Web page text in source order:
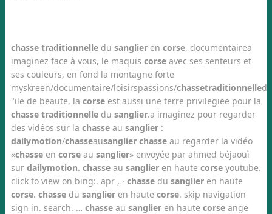
chasse traditionnelledu sanglieren corse, documentairea
imaginez face à vous, le maquis corseavec ses senteurs et
ses couleurs, en fond la montagne forte
myskreen/documentaire/loisirspassions/chassetraditionnelledu
"ile de beaute, la corseest aussi une terre privilegiee pour la
chasse traditionnelledu sanglier.a imaginez pour regarder
des vidéos sur la chasseau sanglier:
dailymotion/chasseausanglier chasseau regarder la vidéo
«chasseen corseau sanglier» envoyée par ahmed béjaouì
sur dailymotion. chasseau sanglieren haute corseyoutube.
click to view on bing:. apr , · chassedu sanglieren haute
corse. chassedu sanglieren haute corse. skip navigation
sign in. search. … chasseau sanglieren haute corseange